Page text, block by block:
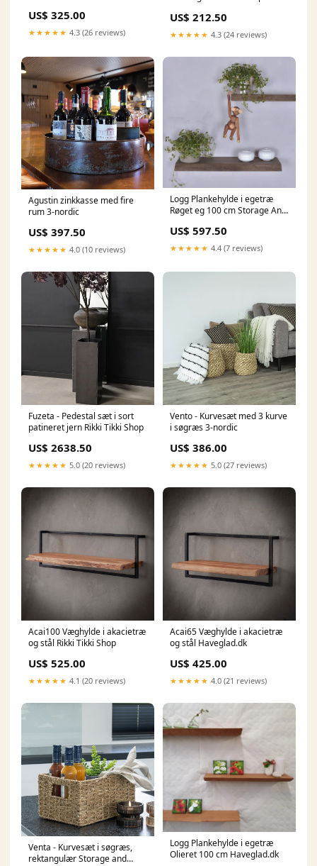
US$ 325.00
★★★★★ 4.3 (26 reviews)
US$ 212.50
★★★★★ 4.3 (24 reviews)
Agustin zinkkasse med fire
rum 3-nordic
US$ 397.50
★★★★★ 4.0 (10 reviews)
Logg Plankehylde i egetræ
Røget eg 100 cm Storage And
US$ 597.50
★★★★★ 4.4 (7 reviews)
Fuzeta - Pedestal sæt i sort
patineret jern Rikki Tikki Shop
US$ 2638.50
★★★★★ 5.0 (20 reviews)
Vento - Kurvesæt med 3 kurve
i søgræs 3-nordic
US$ 386.00
★★★★★ 5.0 (27 reviews)
Acai100 Væghylde i akacietræ
og stål Rikki Tikki Shop
US$ 525.00
★★★★★ 4.1 (20 reviews)
Acai65 Væghylde i akacietræ
og stål Haveglad.dk
US$ 425.00
★★★★★ 4.0 (21 reviews)
Venta - Kurvesæt i søgræs,
rektangulær Storage and
Logg Plankehylde i egetræ
Olieret 100 cm Haveglad.dk